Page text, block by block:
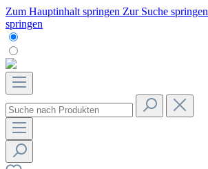
Zum Hauptinhalt springen Zur Suche springen
springen